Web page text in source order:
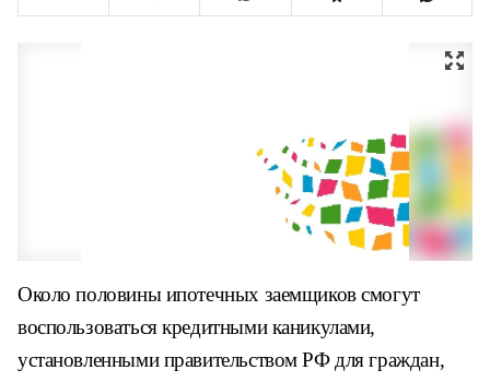
Около половины ипотечных заемщиков смогут
воспользоваться кредитными каникулами,
установленными правительством РФ для граждан,